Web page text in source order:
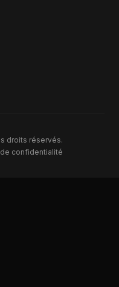
droits réservés.
confidentialité